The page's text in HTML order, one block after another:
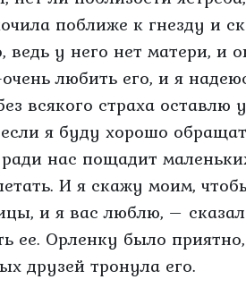
поближе к гнезду и
ведь у него нет матери, и
любить его, и я
всякого страха оставлю
я буду хорошо
нас пощадит
И я скажу моим,
и я вас люблю, –
ее. Орленку было
друзей тронула его.